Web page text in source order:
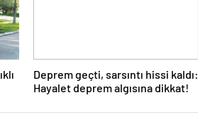
Deprem geçti, sarsıntı hissi kaldı:
Hayalet deprem algısına dikkat!